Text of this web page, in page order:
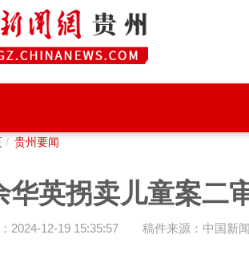
贵州要闻
华英拐卖儿童案二
2024-12-19 15:35:57 稿件来源：中国新